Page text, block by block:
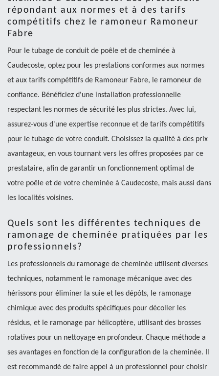
répondant aux normes et à des tarifs
compétitifs chez le ramoneur Ramoneur
Fabre
Pour le tubage de conduit de poêle et de cheminée à
Caudecoste, optez pour les prestations conformes aux normes
et aux tarifs compétitifs de Ramoneur Fabre, le ramoneur de
confiance. Bénéficiez d'une installation professionnelle
respectant les normes de sécurité les plus strictes. Avec lui,
assurez-vous d'une expertise reconnue et de tarifs compétitifs
pour le tubage de votre conduit. Choisissez la qualité à des prix
avantageux, en vous tournant vers les offres proposées par ce
prestataire, afin de garantir un fonctionnement optimal de
votre poêle et de votre cheminée à Caudecoste, mais aussi dans
les localités voisines.
Quels sont les différentes techniques de
ramonage de cheminée pratiquées par les
professionnels?
Les professionnels du ramonage de cheminée utilisent diverses
techniques, notamment le ramonage mécanique avec des
hérissons pour éliminer la suie et les dépôts, le ramonage
chimique avec des produits spécifiques pour décoller les
résidus, et le ramonage par hélicoptère, utilisant des brosses
rotatives pour un nettoyage en profondeur. Chaque méthode a
ses avantages en fonction de la configuration de la cheminée. Il
est recommandé de faire appel à un professionnel pour choisir